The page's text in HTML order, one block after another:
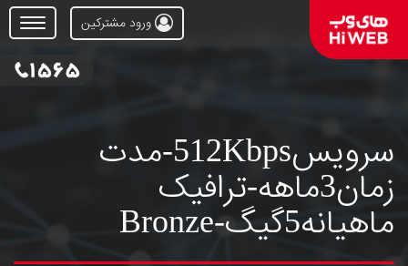
Open
Menu
ورود مشترکین
سرویس512Kbps-مدت
زمان3ماهه-ترافیک
ماهیانه5گیگ-Bronze